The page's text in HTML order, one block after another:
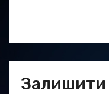
Залишити